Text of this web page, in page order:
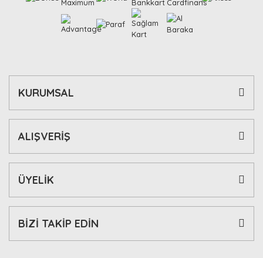
KURUMSAL
ALIŞVERİŞ
ÜYELİK
BİZİ TAKİP EDİN